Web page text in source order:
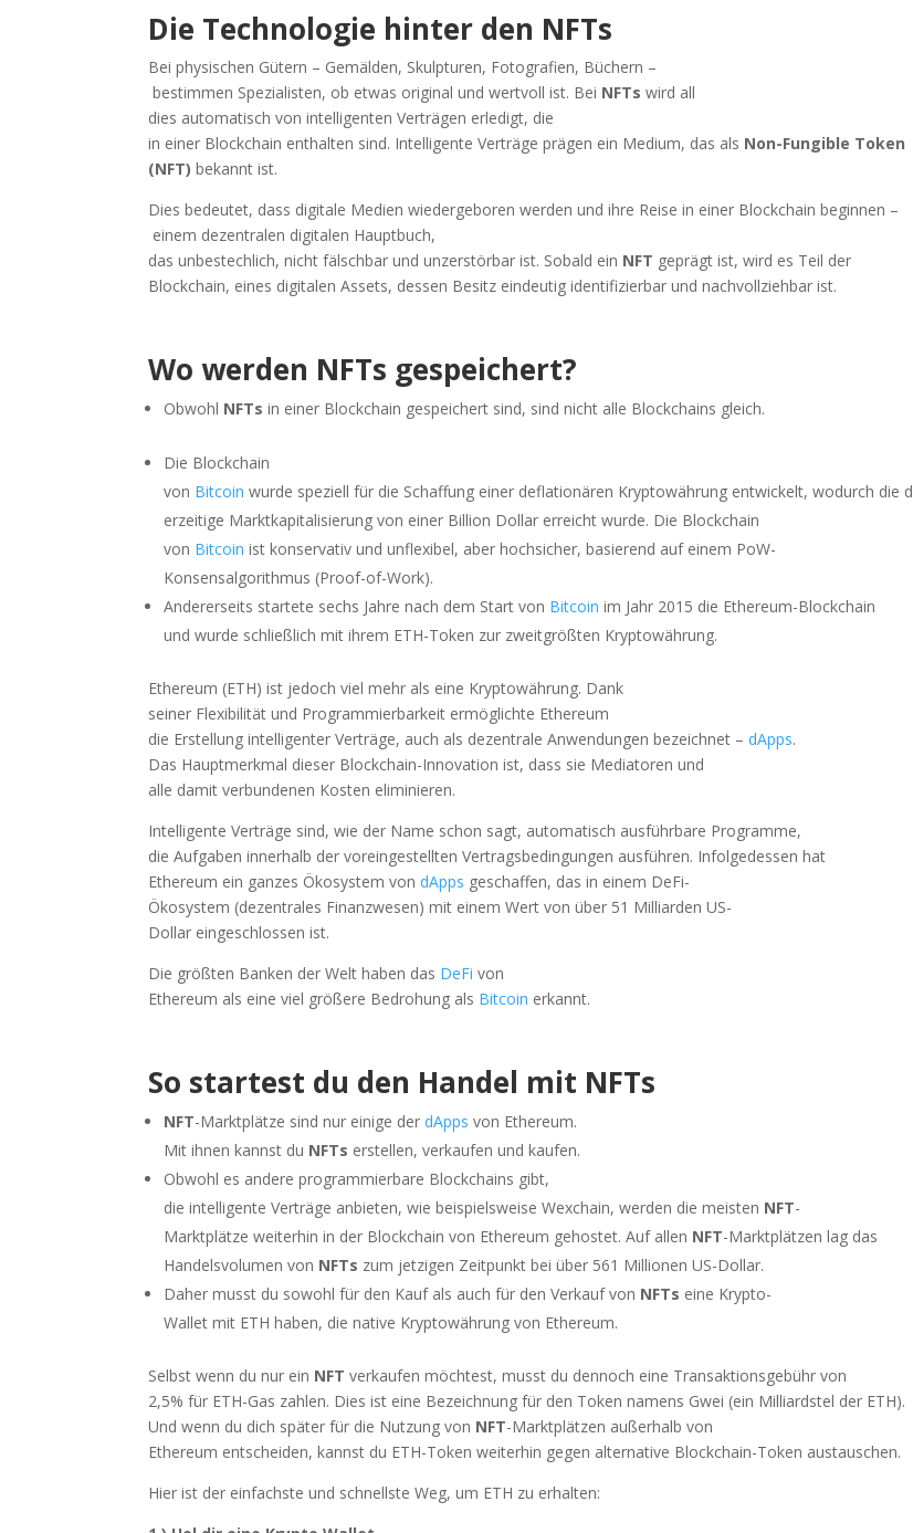
Die Technologie hinter den NFTs
Bei physischen Gütern – Gemälden, Skulpturen, Fotografien, Büchern –
bestimmen Spezialisten, ob etwas original und wertvoll ist. Bei NFTswird all
dies automatisch von intelligenten Verträgen erledigt, die
in einer Blockchain enthalten sind. Intelligente Verträge prägen ein Medium, das als Non-Fungible Token
(NFT) bekannt ist.
Dies bedeutet, dass digitale Medien wiedergeboren werden und ihre Reise in einer Blockchain beginnen –
einem dezentralen digitalen Hauptbuch,
das unbestechlich, nicht fälschbar und unzerstörbar ist. Sobald ein NFT geprägt ist, wird es Teil der
Blockchain, eines digitalen Assets, dessen Besitz eindeutig identifizierbar und nachvollziehbar ist.
Wo werden NFTs gespeichert?
Obwohl NFTs in einer Blockchain gespeichert sind, sind nicht alle Blockchains gleich.
Die Blockchain
von Bitcoin wurde speziell für die Schaffung einer deflationären Kryptowährung entwickelt, wodurch die d
erzeitige Marktkapitalisierung von einer Billion Dollar erreicht wurde. Die Blockchain
von Bitcoin ist konservativ und unflexibel, aber hochsicher, basierend auf einem PoW-
Konsensalgorithmus (Proof-of-Work).
Andererseits startete sechs Jahre nach dem Start von Bitcoin im Jahr 2015 die Ethereum-Blockchain
und wurde schließlich mit ihrem ETH-Token zur zweitgrößten Kryptowährung.
Ethereum (ETH) ist jedoch viel mehr als eine Kryptowährung. Dank
seiner Flexibilität und Programmierbarkeit ermöglichte Ethereum
die Erstellung intelligenter Verträge, auch als dezentrale Anwendungen bezeichnet –dApps.
Das Hauptmerkmal dieser Blockchain-Innovation ist, dass sie Mediatoren und
alle damit verbundenen Kosten eliminieren.
Intelligente Verträge sind, wie der Name schon sagt, automatisch ausführbare Programme,
die Aufgaben innerhalb der voreingestellten Vertragsbedingungen ausführen. Infolgedessen hat
Ethereum ein ganzes Ökosystem vondApps geschaffen, das in einem DeFi-
Ökosystem (dezentrales Finanzwesen) mit einem Wert von über 51 Milliarden US-
Dollar eingeschlossen ist.
Die größten Banken der Welt haben das DeFi von
Ethereum als eine viel größere Bedrohung als Bitcoin erkannt.
So startest du den Handel mit NFTs
NFT-Marktplätze sind nur einige derdApps von Ethereum.
Mit ihnen kannst du NFTs erstellen, verkaufen und kaufen.
Obwohl es andere programmierbare Blockchains gibt,
die intelligente Verträge anbieten, wie beispielsweise Wexchain, werden die meisten NFT-
Marktplätze weiterhin in der Blockchain von Ethereum gehostet. Auf allen NFT-Marktplätzen lag das
Handelsvolumen von NFTs zum jetzigen Zeitpunkt bei über 561 Millionen US-Dollar.
Daher musst du sowohl für den Kauf als auch für den Verkauf von NFTs eine Krypto-
Wallet mit ETH haben, die native Kryptowährung von Ethereum.
Selbst wenn du nur ein NFTverkaufen möchtest, musst du dennoch eine Transaktionsgebühr von
2,5% für ETH-Gas zahlen. Dies ist eine Bezeichnung für den Token namens Gwei (ein Milliardstel der ETH).
Und wenn du dich später für die Nutzung von NFT-Marktplätzen außerhalb von
Ethereum entscheiden, kannst du ETH-Token weiterhin gegen alternative Blockchain-Token austauschen.
Hier ist der einfachste und schnellste Weg, um ETH zu erhalten: